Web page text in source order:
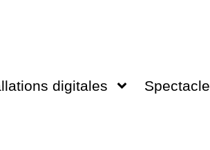
digitales